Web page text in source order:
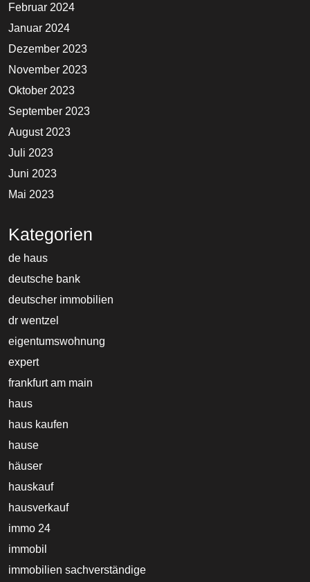
Februar 2024
Januar 2024
Dezember 2023
November 2023
Oktober 2023
September 2023
August 2023
Juli 2023
Juni 2023
Mai 2023
Kategorien
de haus
deutsche bank
deutscher immobilien
dr wentzel
eigentumswohnung
expert
frankfurt am main
haus
haus kaufen
hause
häuser
hauskauf
hausverkauf
immo 24
immobil
immobilien sachverständige